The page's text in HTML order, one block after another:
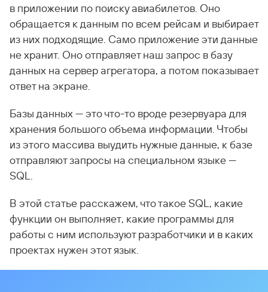
в приложении по поиску авиабилетов. Оно
обращается к данным по всем рейсам и выбирает
из них подходящие. Само приложение эти данные
не хранит. Оно отправляет наш запрос в базу
данных на сервер агрегатора, а потом показывает
ответ на экране.
Базы данных — это что-то вроде резервуара для
хранения большого объема информации. Чтобы
из этого массива выудить нужные данные, к базе
отправляют запросы на специальном языке —
SQL.
В этой статье расскажем, что такое SQL, какие
функции он выполняет, какие программы для
работы с ним используют разработчики и в каких
проектах нужен этот язык.